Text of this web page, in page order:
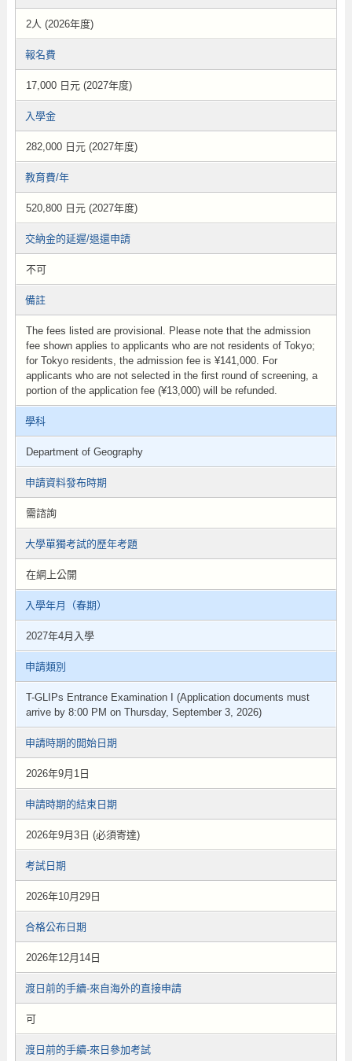
2人 (2026年度)
報名費
17,000 日元 (2027年度)
入學金
282,000 日元 (2027年度)
教育費/年
520,800 日元 (2027年度)
交納金的延遲/退還申請
不可
備註
The fees listed are provisional. Please note that the admission
fee shown applies to applicants who are not residents of Tokyo;
for Tokyo residents, the admission fee is ¥141,000. For
applicants who are not selected in the first round of screening, a
portion of the application fee (¥13,000) will be refunded.
學科
Department of Geography
申請資料發布時期
需諮詢
大學單獨考試的歷年考題
在網上公開
入學年月（春期）
2027年4月入學
申請類別
T-GLIPs Entrance Examination I (Application documents must
arrive by 8:00 PM on Thursday, September 3, 2026)
申請時期的開始日期
2026年9月1日
申請時期的結束日期
2026年9月3日 (必須寄達)
考試日期
2026年10月29日
合格公布日期
2026年12月14日
渡日前的手續-來自海外的直接申請
可
渡日前的手續-來日參加考試